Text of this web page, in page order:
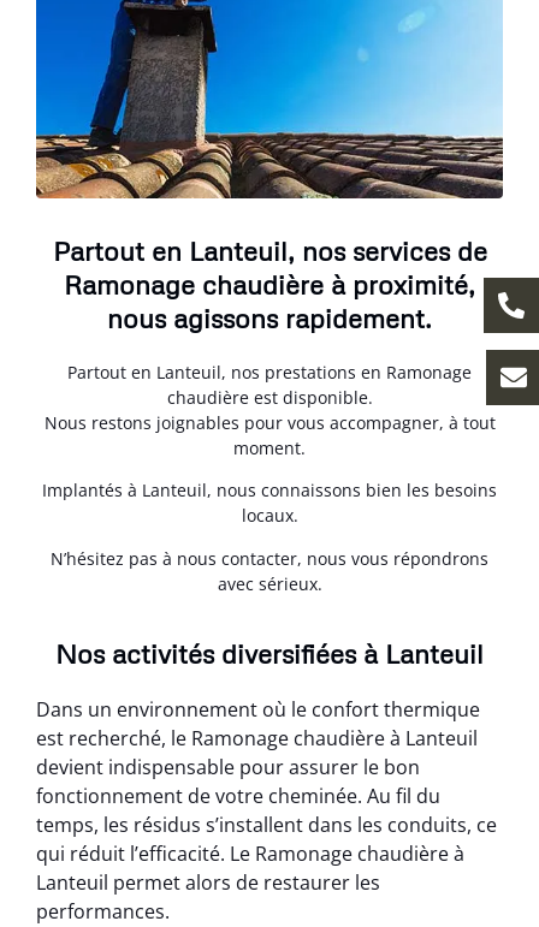
Partout en Lanteuil, nos services de
Ramonage chaudière à proximité,
nous agissons rapidement.
Partout en Lanteuil, nos prestations en Ramonage
chaudière est disponible.
Nous restons joignables pour vous accompagner, à tout
moment.
Implantés à Lanteuil, nous connaissons bien les besoins
locaux.
N’hésitez pas à nous contacter, nous vous répondrons
avec sérieux.
Nos activités diversifiées à Lanteuil
Dans un environnement où le confort thermique
est recherché, le Ramonage chaudière à Lanteuil
devient indispensable pour assurer le bon
fonctionnement de votre cheminée. Au fil du
temps, les résidus s’installent dans les conduits, ce
qui réduit l’efficacité. Le Ramonage chaudière à
Lanteuil permet alors de restaurer les
performances.